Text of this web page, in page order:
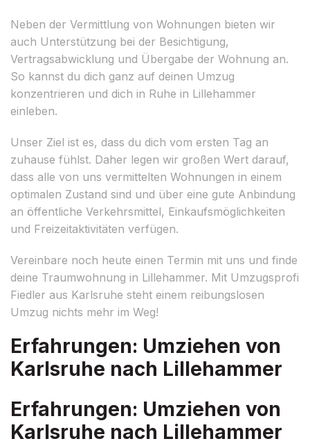
Neben der Vermittlung von Wohnungen bieten wir
auch Unterstützung bei der Besichtigung,
Vertragsabwicklung und Übergabe der Wohnung an.
So kannst du dich ganz auf deinen Umzug
konzentrieren und dich in Ruhe in Lillehammer
einleben.
Unser Ziel ist es, dass du dich vom ersten Tag an
zuhause fühlst. Daher legen wir großen Wert darauf,
dass alle von uns vermittelten Wohnungen in einem
optimalen Zustand sind und über eine gute Anbindung
an öffentliche Verkehrsmittel, Einkaufsmöglichkeiten
und Freizeitaktivitäten verfügen.
Vereinbare noch heute einen Termin mit uns und finde
deine Traumwohnung in Lillehammer. Mit Umzugsprofi
Fiedler aus Karlsruhe steht einem reibungslosen
Umzug nichts mehr im Weg!
Erfahrungen: Umziehen von
Karlsruhe nach Lillehammer
Erfahrungen: Umziehen von
Karlsruhe nach Lillehammer